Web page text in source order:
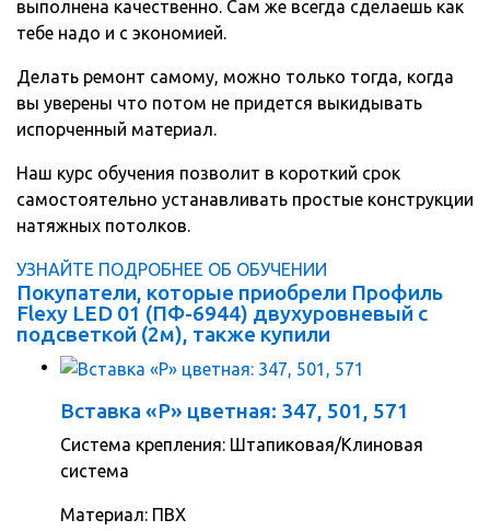
выполнена качественно. Сам же всегда сделаешь как
тебе надо и с экономией.
Делать ремонт самому, можно только тогда, когда
вы уверены что потом не придется выкидывать
испорченный материал.
Наш курс обучения позволит в короткий срок
самостоятельно устанавливать простые конструкции
натяжных потолков.
УЗНАЙТЕ ПОДРОБНЕЕ ОБ ОБУЧЕНИИ
Покупатели, которые приобрели Профиль
Flexy LED 01 (ПФ-6944) двухуровневый с
подсветкой (2м), также купили
Вставка «Р» цветная: 347, 501, 571
Система крепления: Штапиковая/Клиновая
система
Материал: ПВХ